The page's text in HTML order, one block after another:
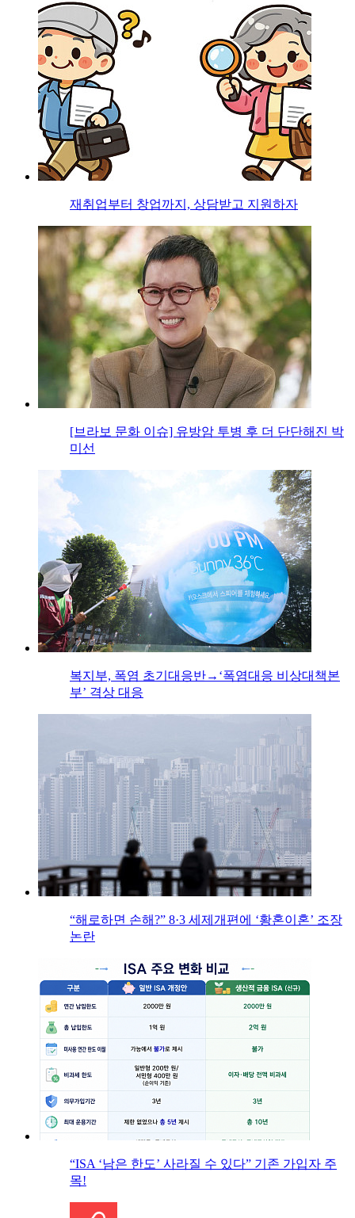
재취업부터 창업까지, 상담받고 지원하자
[브라보 문화 이슈] 유방암 투병 후 더 단단해진 박
미선
복지부, 폭염 초기대응반→‘폭염대응 비상대책본
부’ 격상 대응
“해로하면 손해?” 8·3 세제개편에 ‘황혼이혼’ 조장
논란
“ISA ‘남은 한도’ 사라질 수 있다” 기존 가입자 주
목!